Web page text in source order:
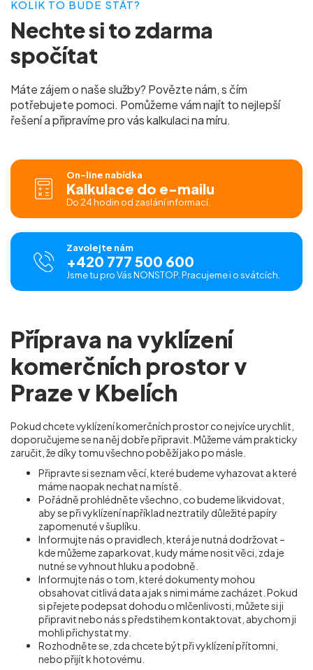
KOLIK TO BUDE STÁT?
Nechte si tozdarma
spočítat
Máte zájem o naše služby? Povězte nám, s čím
potřebujete pomoci. Pomůžeme vám najít to nejlepší
řešení a připravíme pro váskalkulaci na míru.
On-line nabídka
Kalkulace do e-mailu
Do 24 hodin od zaslání informací.
Zavolejte nám
+420 777 500 600
Jsme tu pro Vás NONSTOP. Pracujeme i o svátcích.
Příprava na vyklízení
komerčních prostor v
Praze v Kbelích
Pokud chcete vyklízení komerčních prostor co nejvíce urychlit,
doporučujeme se na něj dobře připravit. Můžeme vám prakticky
zaručit, že díky tomu všechno poběží jako po másle.
Připravte si seznam věcí, které budeme vyhazovat a které
máme naopak nechat na místě.
Pořádně prohlédněte všechno, co budeme likvidovat,
aby se při vyklízení například neztratily důležité papíry
zapomenuté v šuplíku.
Informujte nás o pravidlech, která je nutná dodržovat –
kde můžeme zaparkovat, kudy máme nosit věci, zda je
nutné se vyhnout hluku a podobně.
Informujte nás o tom, které dokumenty mohou
obsahovat citlivá data a jak s nimi máme zacházet. Pokud
si přejete podepsat dohodu o mlčenlivosti, můžete si ji
připravit nebo nás s předstihem kontaktovat, abychom ji
mohli přichystat my.
Rozhodněte se, zda chcete být při vyklízení přítomni,
nebo přijít k hotovému.